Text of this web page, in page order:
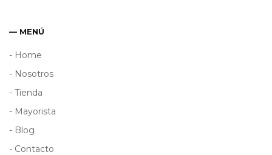
— MENÚ
- Home
- Nosotros
- Tienda
- Mayorista
- Blog
- Contacto